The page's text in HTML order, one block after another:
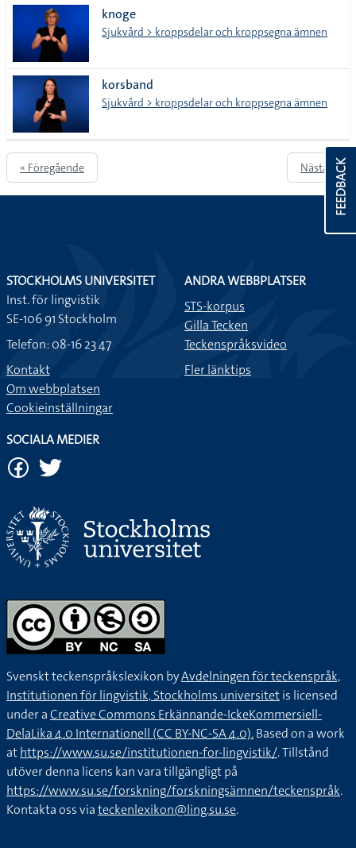
knoge
Sjukvård > kroppsdelar och kroppsegna ämnen
korsband
Sjukvård > kroppsdelar och kroppsegna ämnen
« Föregående Nästa » FEEDBACK
STOCKHOLMS UNIVERSITET
Inst. för lingvistik
SE-106 91 Stockholm
Telefon: 08-16 23 47
Kontakt
Om webbplatsen
Cookieinställningar
ANDRA WEBBPLATSER
STS-korpus
Gilla Tecken
Teckenspråksvideo
Fler länktips
SOCIALA MEDIER
Svenskt teckenspråkslexikon byAvdelningen för teckenspråk,
Institutionen för lingvistik, Stockholms universitetis licensed
under aCreative Commons Erkännande-IckeKommersiell-
DelaLika 4.0 Internationell (CC BY-NC-SA 4.0).Based on a work
athttps://www.su.se/institutionen-for-lingvistik/. Tillstånd
utöver denna licens kan vara tillgängligt på
https://www.su.se/forskning/forskningsämnen/teckenspråk.
Kontakta oss viateckenlexikon@ling.su.se.